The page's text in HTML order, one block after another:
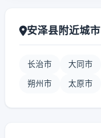
安泽县附近城市
长治市 大同市
朔州市 太原市